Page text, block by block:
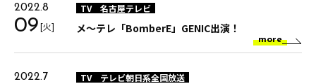
2022.8
09[火]
TV 名古屋テレビ
メ～テレ「BomberE」GENIC出演！
more
2022.7 TV テレビ朝日系全国放送